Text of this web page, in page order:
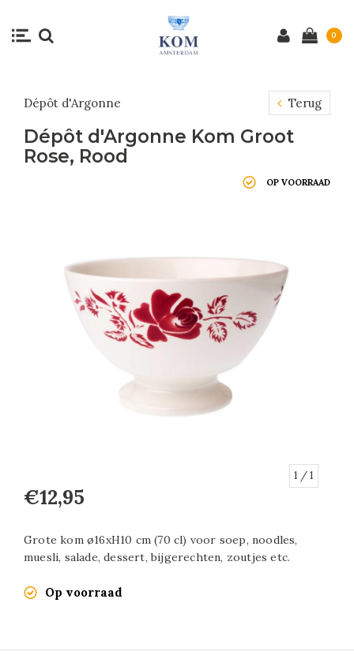
0
Dépôt d'Argonne Terug
Dépôt d'Argonne Kom Groot
Rose, Rood
OP VOORRAAD
1 / 1
€12,95
Grote kom ø16xH10 cm (70 cl) voor soep, noodles,
muesli, salade, dessert, bijgerechten, zoutjes etc.
Op voorraad